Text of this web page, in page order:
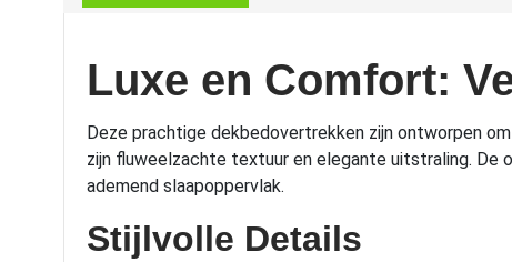
Luxe en Comfort:
Deze prachtige dekbedovertrekken zijn ontworpen
zijn fluweelzachte textuur en elegante uitstraling. De
ademend slaapoppervlak.
Stijlvolle Details